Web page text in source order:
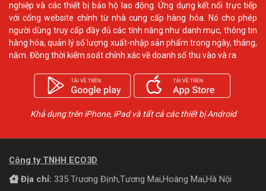
nghiệp và các thiết bị bảo hộ lao động. Ứng dụng kết nối trực tiếp
với cổng website chính từ nhà cung cấp hàng hóa. Nó cho phép
người dùng truy cấp đầy đủ các tính năng như danh mục, thông tin
hàng hóa, quản lý số lượng xuất-nhập sản phẩm trong ngày, tháng,
năm. Đồng thời kiểm soát chính xác về doanh số thu vào và ra.
Khả dụng trên iPhone, iPad và tất cả các thiết bị Android
Công ty TNHH ECO3D
Địa chỉ: 335 Trương Định,Tương Mai,Hoàng Mai,Hà Nội